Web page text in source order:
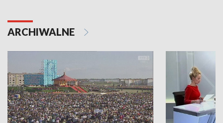
ARCHIWALNE